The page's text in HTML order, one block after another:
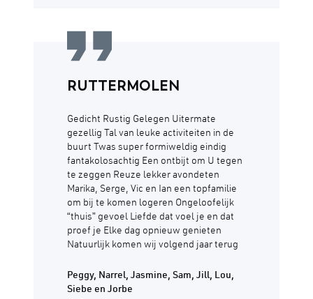
RUTTERMOLEN
Gedicht Rustig Gelegen Uitermate
gezellig Tal van leuke activiteiten in de
buurt Twas super formiweldig eindig
fantakolosachtig Een ontbijt om U tegen
te zeggen Reuze lekker avondeten
Marika, Serge, Vic en Ian een topfamilie
om bij te komen logeren Ongeloofelijk
“thuis” gevoel Liefde dat voel je en dat
proef je Elke dag opnieuw genieten
Natuurlijk komen wij volgend jaar terug
Peggy, Narrel, Jasmine, Sam, Jill, Lou,
Siebe en Jorbe